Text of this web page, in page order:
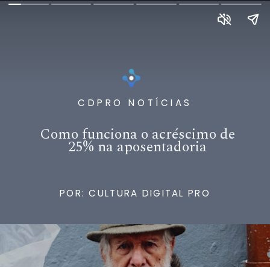
Como funciona o acréscimo de
25% na aposentadoria
POR: CULTURA DIGITAL PRO
CDPRO NOTÍCIAS